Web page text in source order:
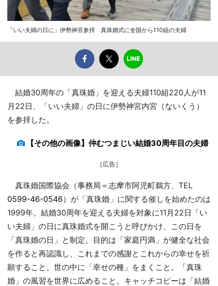
「いい夫婦の日に」伊勢神宮参拝 真珠婚式に全国から110組の夫婦
結婚30周年の「真珠婚」を迎える夫婦110組220人が11
月22日、「いい夫婦」の日に伊勢神宮内宮（ないくう）
を参拝した。
【その他の画像】仲むつまじい結婚30周年目の夫婦
［広告］
真珠婚国際協会（事務局＝志摩市阿児町鵜方、TEL
0599-46-0546）が「真珠婚」に関する催しを始めたのは
1999年。結婚30周年を迎える夫婦を対象に11月22日「い
い夫婦」の日に真珠婚式を開こうと呼びかけ、この日を
「真珠婚の日」と制定。目的は「家庭円満」が健全な社会
を作ると再認識し、これまでの感謝とこれからの幸せを祈
願すること。世の中に「幸せの種」をまくこと。「真珠
婚」の風習を世界に広めること。キャッチコピーは「結婚